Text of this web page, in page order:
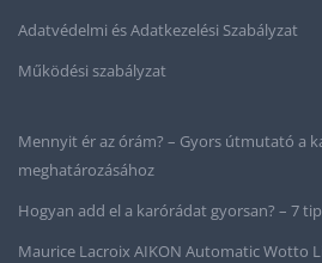
Adatvédelmi és Adatkezelési Szabályzat
Működési szabályzat
Mennyit ér az órám? – Gyors útmutató a
meghatározásához
Hogyan add el a karórádat gyorsan? – 7
Maurice Lacroix AIKON Automatic Wotto